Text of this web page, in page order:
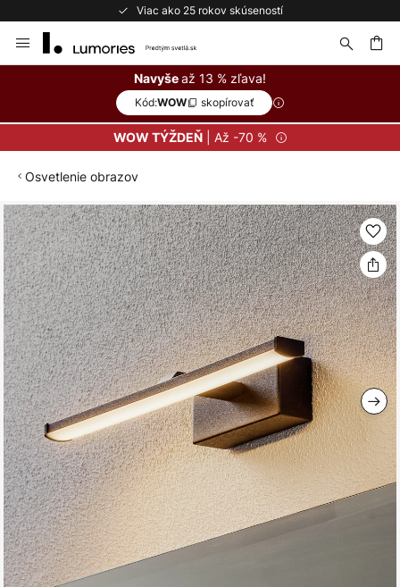
Viac ako 25 rokov skúseností
to
Navyšeaž 13 % zľava!
Kód:WOW skopírovať
WOW TÝŽDEŇ| Až -70 %
Osvetlenie obrazov
Preskočiť
na
koniec
galérie
obrázkov